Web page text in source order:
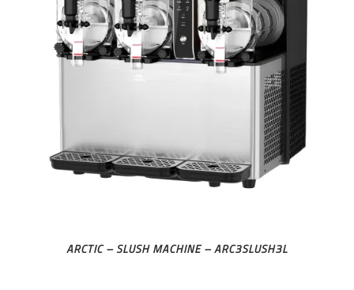
ARCTIC – SLUSH MACHINE – ARC3SLUSH3L